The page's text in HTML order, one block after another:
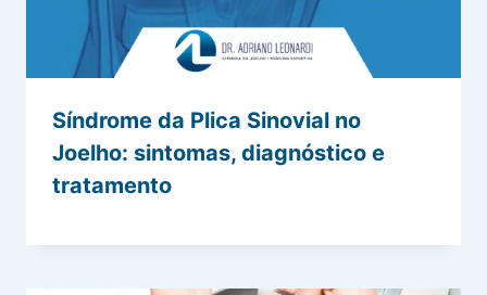
Síndrome da Plica Sinovial no
Joelho: sintomas, diagnóstico e
tratamento